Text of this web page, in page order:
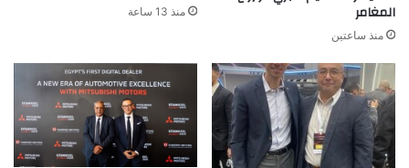
المغامر
منذ ساعتين
منذ 13 ساعة